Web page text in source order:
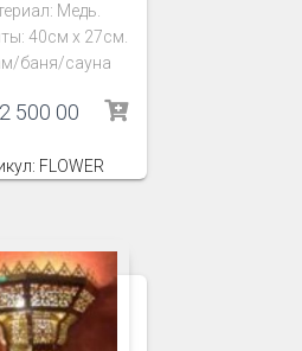
Медь.
40см х 27см.
баня/сауна
500 00
FLOWER